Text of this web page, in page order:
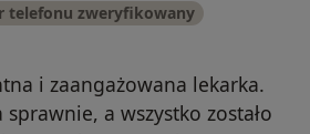
telefonu zweryfikowany
i zaangażowana lekarka.
sprawnie, a wszystko zostało